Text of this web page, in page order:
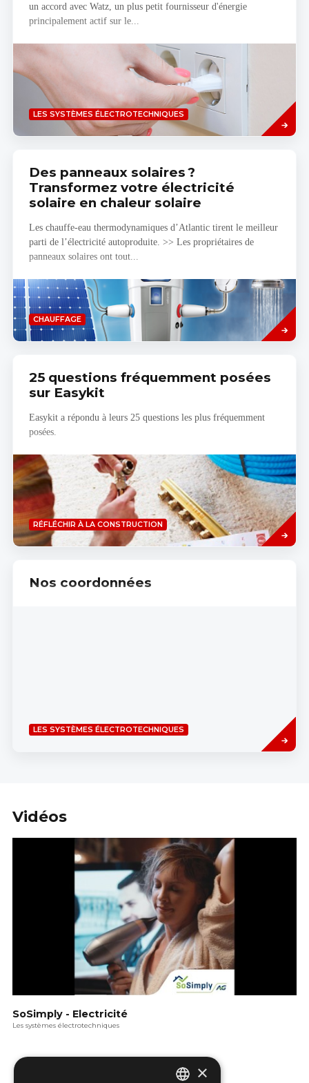
un accord avec Watz, un plus petit fournisseur d'énergie
principalement actif sur le...
LES SYSTÈMES ÉLECTROTECHNIQUES
Savoir
plus
Des panneaux solaires ?
Transformez votre électricité
solaire en chaleur solaire
Les chauffe-eau thermodynamiques d’Atlantic tirent le meilleur
parti de l’électricité autoproduite. >> Les propriétaires de
panneaux solaires ont tout...
CHAUFFAGE
Savoir
plus
25 questions fréquemment posées
sur Easykit
Easykit a répondu à leurs 25 questions les plus fréquemment
posées.
RÉFLÉCHIR À LA CONSTRUCTION
Savoir
plus
Nos coordonnées
LES SYSTÈMES ÉLECTROTECHNIQUES
more
Vidéos
SoSimply - Electricité
Les systèmes électrotechniques
×